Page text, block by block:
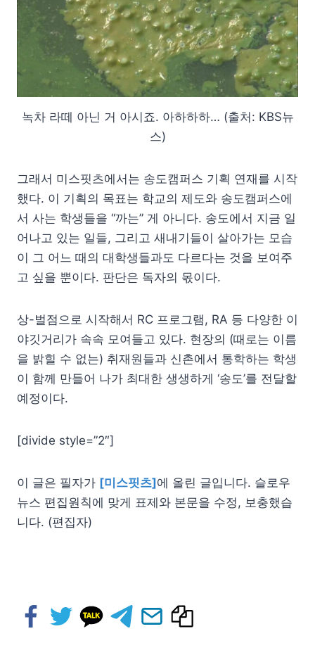
녹차 라떼 아닌 거 아시죠. 아하하하… (출처: KBS뉴
스)
그래서 미스핏츠에서는 송도캠퍼스 기획 연재를 시작
했다. 이 기획의 목표는 학교의 제도와 송도캠퍼스에
서 사는 학생들을 “까는” 게 아니다. 송도에서 지금 일
어나고 있는 일들, 그리고 새내기들이 살아가는 모습
이 그 어느 때의 대학생들과도 다르다는 것을 보여주
고 싶을 뿐이다. 판단은 독자의 몫이다.
상-벌점으로 시작해서 RC 프로그램, RA 등 다양한 이
야깃거리가 속속 모여들고 있다. 현장의 (때로는 이름
을 밝힐 수 없는) 취재원들과 신촌에서 통학하는 학생
이 함께 만들어 나가 최대한 생생하게 ‘송도’를 전달할
예정이다.
[divide style=”2″]
이 글은 필자가 [미스핏츠]에 올린 글입니다. 슬로우
뉴스 편집원칙에 맞게 표제와 본문을 수정, 보충했습
니다. (편집자)